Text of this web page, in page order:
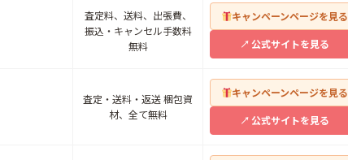
査定料、送料、出張費、
振込・キャンセル手数料
無料
キャンペーンページを見る
公式サイトを見る
査定・送料・返送 梱包資
材、全て無料
キャンペーンページを見る
公式サイトを見る